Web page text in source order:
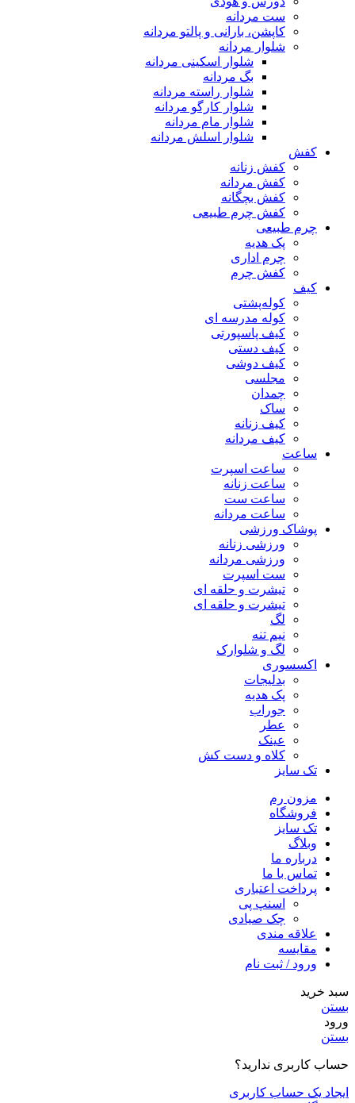
ست مردانه
کاپشن، بارانی و پالتو مردانه
شلوار مردانه
شلوار اسکینی مردانه
بگ مردانه
شلوار راسته مردانه
شلوار کارگو مردانه
شلوار مام مردانه
شلوار اسلش مردانه
کفش
کفش زنانه
کفش مردانه
کفش بچگانه
کفش چرم طبیعی
چرم طبیعی
پک هدیه
چرم اداری
کفش چرم
کیف
کوله‌پشتی
کوله مدرسه ای
کیف پاسپورتی
کیف دستی
کیف دوشی
مجلسی
چمدان
ساک
کیف زنانه
کیف مردانه
ساعت
ساعت اسپرت
ساعت زنانه
ساعت ست
ساعت مردانه
پوشاک ورزشی
ورزشی زنانه
ورزشی مردانه
ست اسپرت
تیشرت و حلقه ای
تیشرت و حلقه ای
لگ
نیم تنه
لگ و شلوارک
اکسسوری
بدلیجات
پک هدیه
جوراب
عطر
عینک
کلاه و دست کش
تک سایز
مزون رم
فروشگاه
تک سایز
وبلاگ
درباره ما
تماس با ما
پرداخت اعتباری
اسنپ پی
چک صیادی
علاقه مندی
مقايسه
ورود / ثبت نام
سبد خرید
بستن
ورود
بستن
حساب کاربری ندارید؟
ایجاد یک حساب کاربری